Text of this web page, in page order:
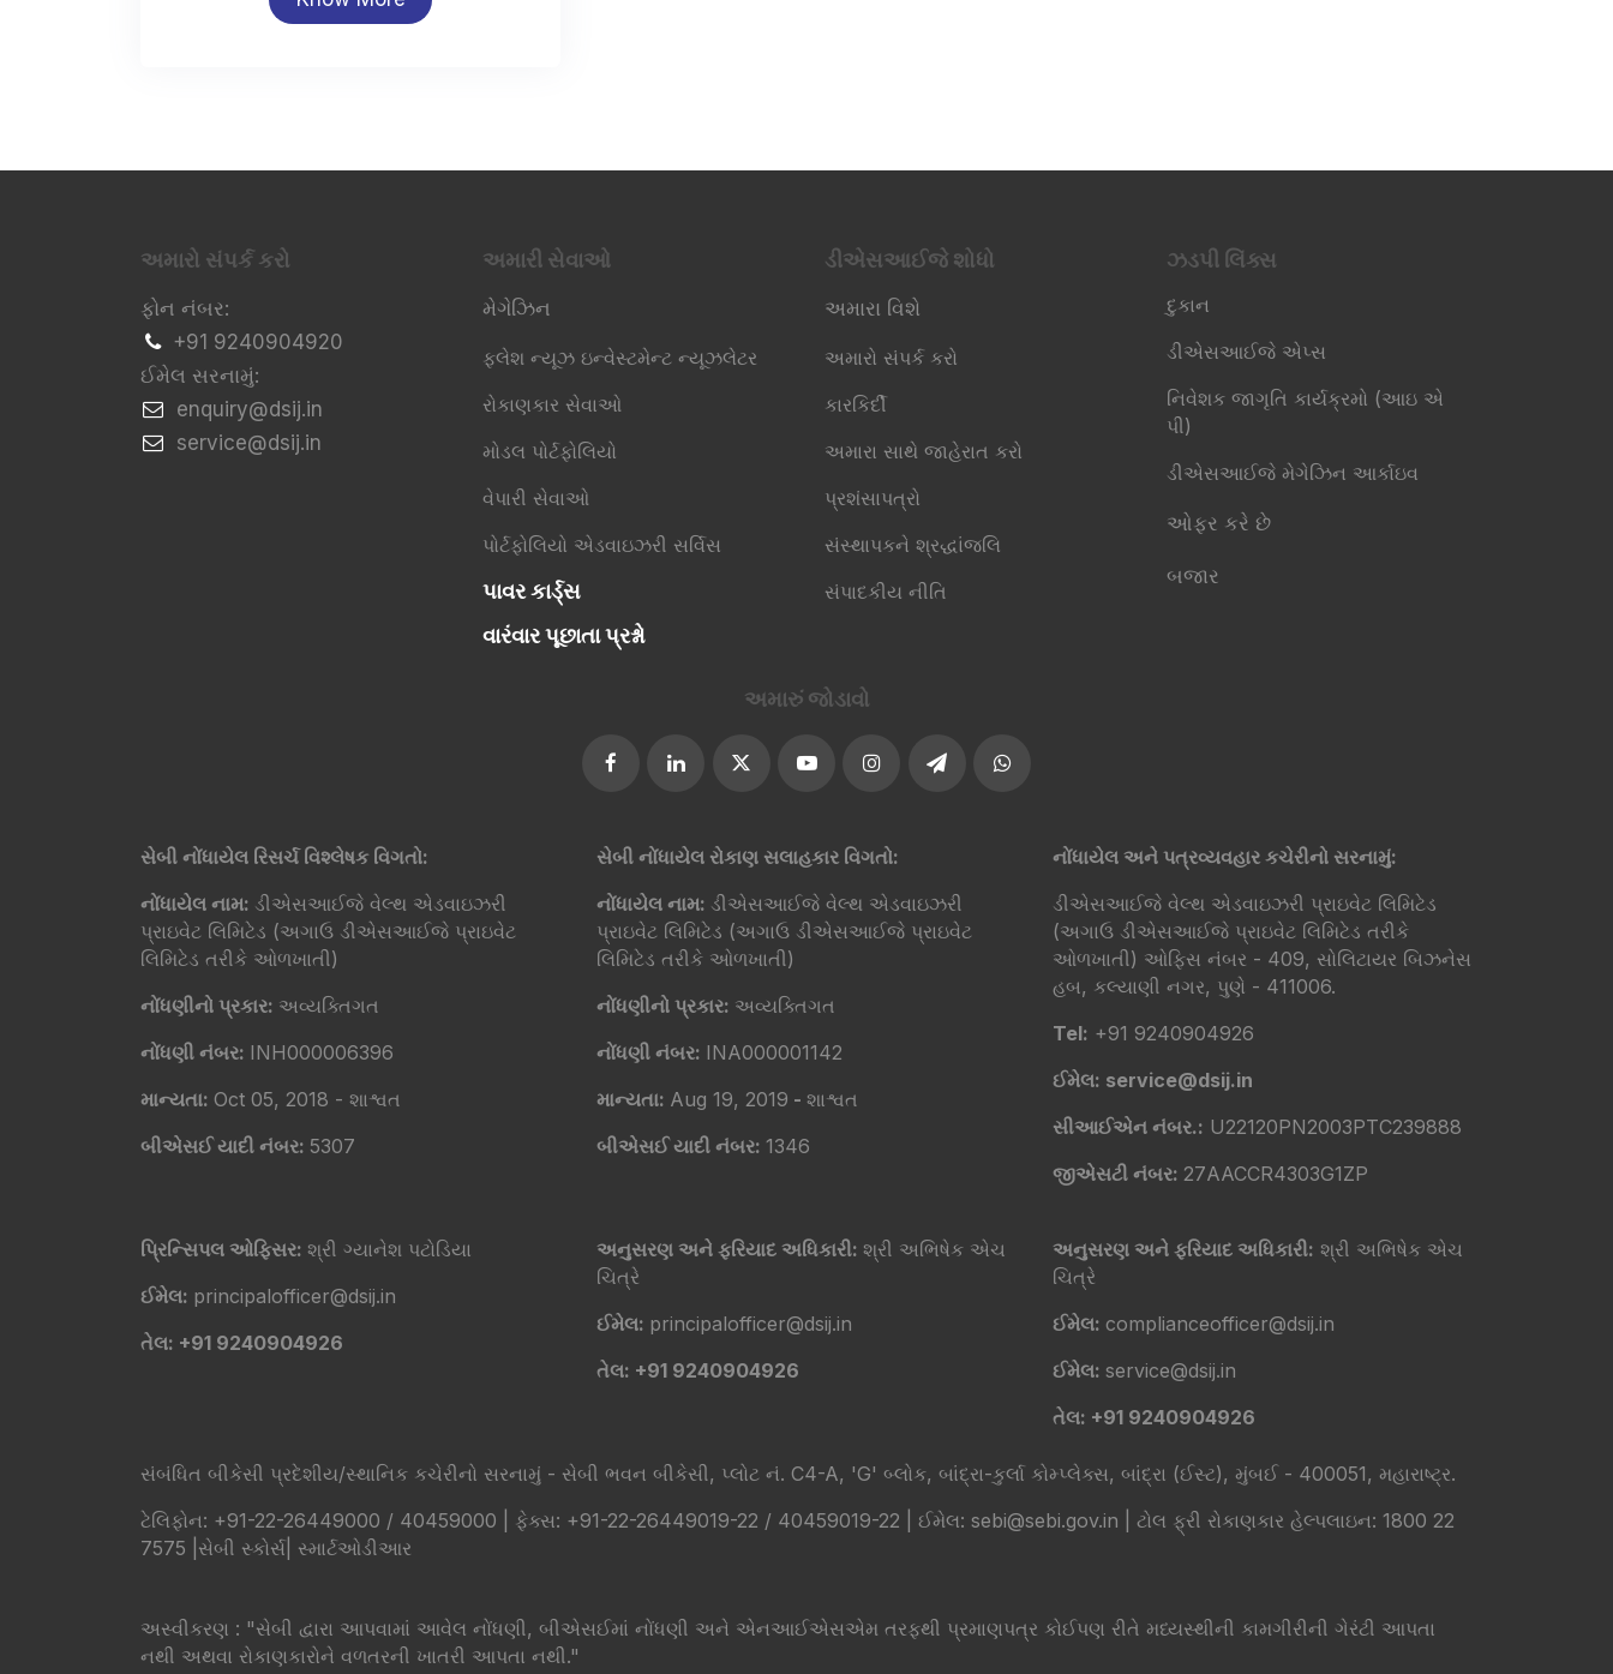
અમારો સંપર્ક કરો
ફોન નંબર:
+91 9240904920
ઈમેલ સરનામું:
​enquiry@dsij.in
​service@dsij.in
અમારી સેવાઓ
મેગેઝિન
ફ્લેશ ન્યૂઝ ઇન્વેસ્ટમેન્ટ ન્યૂઝલેટર
રોકાણકાર સેવાઓ
મોડલ પોર્ટફોલિયો
વેપારી સેવાઓ
પોર્ટફોલિયો એડવાઇઝરી સર્વિસ
પાવર કાર્ડ્સ
વારંવાર પૂછાતા પ્રશ્નો
ડીએસઆઈજે શોધો
અમારા વિશે
અમારો સંપર્ક કરો
કારકિર્દી
અમારા સાથે જાહેરાત કરો
પ્રશંસાપત્રો
સંસ્થાપકને શ્રદ્ધાંજલિ
સંપાદકીય નીતિ
ઝડપી લિંક્સ​
દુકાન
ડીએસઆઈજે એપ્સ
નિવેશક જાગૃતિ કાર્યક્રમો (આઇ એ
પી)
ડીએસઆઈજે મેગેઝિન આર્કાઇવ
ઓફર કરે છે
બજાર
અમારું જોડાવો​
સેબી નોંધાયેલ રિસર્ચ વિશ્લેષક વિગતો:
નોંધાયેલ નામ: ડીએસઆઈજે વેલ્થ એડવાઇઝરી
પ્રાઇવેટ લિમિટેડ (અગાઉ ડીએસઆઈજે પ્રાઇવેટ
લિમિટેડ તરીકે ઓળખાતી)
નોંધણીનો પ્રકાર: અવ્યક્તિગત
નોંધણી નંબર: INH000006396
માન્યતા: Oct 05, 2018 - શાશ્વત
બીએસઈ યાદી નંબર: 5307
સેબી નોંધાયેલ રોકાણ સલાહકાર વિગતો:
નોંધાયેલ નામ: ડીએસઆઈજે વેલ્થ એડવાઇઝરી
પ્રાઇવેટ લિમિટેડ (અગાઉ ડીએસઆઈજે પ્રાઇવેટ
લિમિટેડ તરીકે ઓળખાતી)
નોંધણીનો પ્રકાર: અવ્યક્તિગત
નોંધણી નંબર: INA000001142
માન્યતા: Aug 19, 2019 - શાશ્વત
બીએસઈ યાદી નંબર: 1346
નોંધાયેલ અને પત્રવ્યવહાર કચેરીનો સરનામું:
ડીએસઆઈજે વેલ્થ એડવાઇઝરી પ્રાઇવેટ લિમિટેડ
(અગાઉ ડીએસઆઈજે પ્રાઇવેટ લિમિટેડ તરીકે
ઓળખાતી) ઓફિસ નંબર - 409, સોલિટાયર બિઝનેસ
હબ, કલ્યાણી નગર, પુણે - 411006.
Tel: +91 9240904926
ઈમેલ: service@dsij.in
સીઆઈએન નંબર.: U22120PN2003PTC239888
જીએસટી નંબર: 27AACCR4303G1ZP
પ્રિન્સિપલ ઓફિસર: શ્રી ગ્યાનેશ પટોડિયા
ઈમેલ: principalofficer@dsij.in
તેલ: +91 9240904926
અનુસરણ અને ફરિયાદ અધિકારી: શ્રી અભિષેક એચ
ચિત્રે
ઈમેલ: principalofficer@dsij.in
તેલ: +91 9240904926
અનુસરણ અને ફરિયાદ અધિકારી: શ્રી અભિષેક એચ
ચિત્રે
ઈમેલ: complianceofficer@dsij.in
ઈમેલ: service@dsij.in
તેલ: +91 9240904926
સંબંધિત બીકેસી પ્રદેશીય/સ્થાનિક કચેરીનો સરનામું - સેબી ભવન બીકેસી, પ્લોટ નં. C4-A, 'G' બ્લોક, બાંદ્રા-કુર્લા કોમ્પ્લેક્સ, બાંદ્રા (ઈસ્ટ), મુંબઈ - 400051, મહારાષ્ટ્ર.
ટેલિફોન: +91-22-26449000 / 40459000 | ફેક્સ: +91-22-26449019-22 / 40459019-22 | ઈમેલ: sebi@sebi.gov.in | ટોલ ફ્રી રોકાણકાર હેલ્પલાઇન: 1800 22
7575 | સેબી સ્કોર્સ સ્માર્ટઓડીઆર
​અસ્વીકરણ : "સેબી દ્વારા આપવામાં આવેલ નોંધણી, બીએસઈમાં નોંધણી અને એનઆઈએસએમ તરફથી પ્રમાણપત્ર કોઈપણ રીતે મધ્યસ્થીની કામગીરીની ગેરંટી આપતા
નથી અથવા રોકાણકારોને વળતરની ખાતરી આપતા નથી."